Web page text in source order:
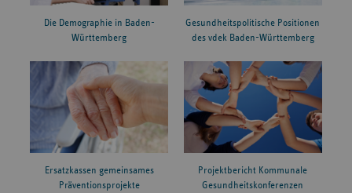
Die Demographie in Baden-
Württemberg
Gesundheitspolitische Positionen
des vdek Baden-Württemberg
Ersatzkassen gemeinsames
Präventionsprojekte
Projektbericht Kommunale
Gesundheitskonferenzen